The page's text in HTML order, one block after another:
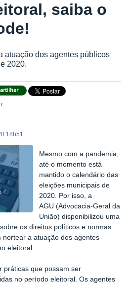
saiba o
atuação dos agentes públicos
2020.
18h51
Mesmo com a pandemia,
até o momento está
mantido o calendário das
eleições municipais de
2020. Por isso, a
AGU (Advocacia-Geral da
União) disponibilizou uma
os direitos políticos e normas
nortear a atuação dos agentes
eleitoral.
práticas que possam ser
no período eleitoral. Os agentes